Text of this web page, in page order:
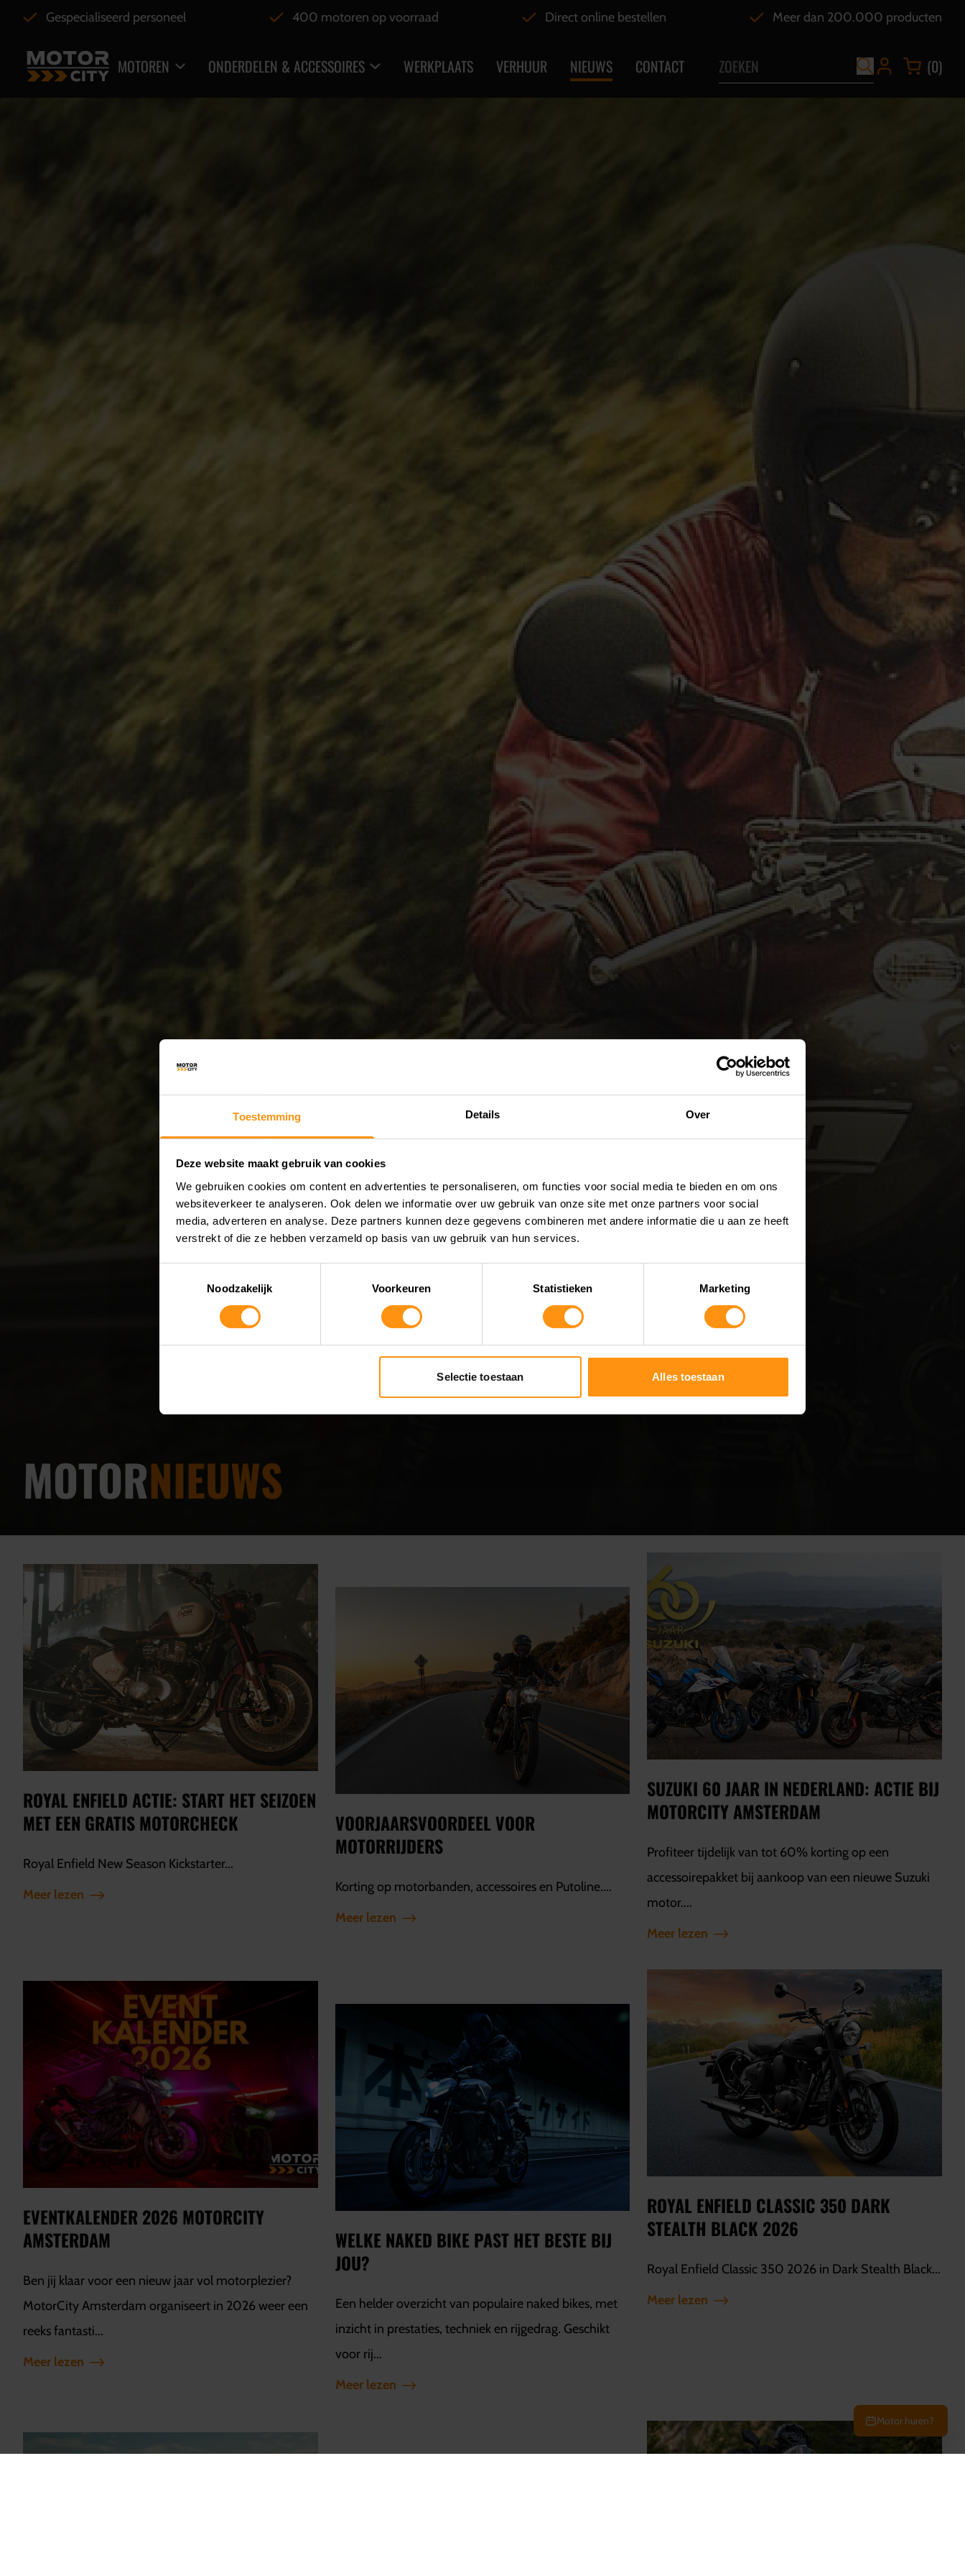
Toestemming Details Over
Deze website maakt gebruik van cookies
We gebruiken cookies om content en advertenties te personaliseren, om functies voor social media te bieden en om ons
websiteverkeer te analyseren. Ook delen we informatie over uw gebruik van onze site met onze partners voor social
media, adverteren en analyse. Deze partners kunnen deze gegevens combineren met andere informatie die u aan ze heeft
verstrekt of die ze hebben verzameld op basis van uw gebruik van hun services.
Noodzakelijk
Voorkeuren Statistieken Marketing
Selectie toestaan Alles toestaan
Gespecialiseerd personeel 400 motoren op voorraad Direct online bestellen Meer dan 200.000 producten
MOTOREN ONDERDELEN & ACCESSOIRES WERKPLAATS VERHUUR NIEUWS CONTACT (0)
MOTORNIEUWS
ROYAL ENFIELD ACTIE: START HET SEIZOEN
MET EEN GRATIS MOTORCHECK
Royal Enfield New Season Kickstarter...
Meer lezen
VOORJAARSVOORDEEL VOOR
MOTORRIJDERS
Korting op motorbanden, accessoires en Putoline....
Meer lezen
SUZUKI 60 JAAR IN NEDERLAND: ACTIE BIJ
MOTORCITY AMSTERDAM
Profiteer tijdelijk van tot 60% korting op een
accessoirepakket bij aankoop van een nieuwe Suzuki
motor....
Meer lezen
EVENTKALENDER 2026 MOTORCITY
AMSTERDAM
Ben jij klaar voor een nieuw jaar vol motorplezier?
MotorCity Amsterdam organiseert in 2026 weer een
reeks fantasti...
Meer lezen
WELKE NAKED BIKE PAST HET BESTE BIJ
JOU?
Een helder overzicht van populaire naked bikes, met
inzicht in prestaties, techniek en rijgedrag. Geschikt
voor rij...
Meer lezen
ROYAL ENFIELD CLASSIC 350 DARK
STEALTH BLACK 2026
Royal Enfield Classic 350 2026 in Dark Stealth Black...
Meer lezen
Motor huren?